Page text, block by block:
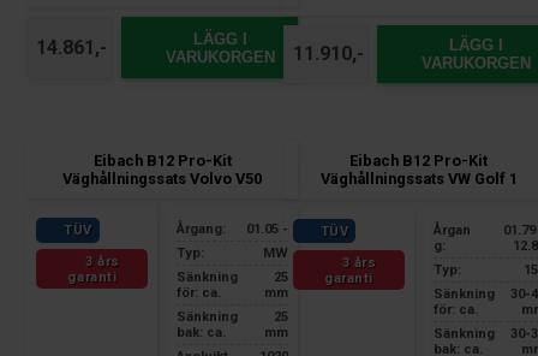
14.861,-
LÄGG I
VARUKORGEN
11.910,-
LÄGG I
VARUKORGEN
Eibach B12 Pro-Kit
Väghållningssats Volvo V50
TÜV
3 års
garanti
Årgang:
01.05 -
Typ:
MW
Sänkning
för: ca.
25
mm
Sänkning
bak: ca.
25
mm
Eibach B12 Pro-Kit
Väghållningssats VW Golf 1
TÜV
3 års
garanti
Årgan
g:
Typ:
Sänkning
för: ca.
30-
Sänkning
bak: ca.
30-